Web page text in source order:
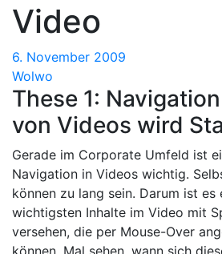
Video
6. November 2009
Wolwo
These 1:
von Videos wird
Gerade im Corporate Umfeld ist
Navigation in Videos wichtig.
können zu lang sein. Darum ist es
wichtigsten Inhalte im Video mit
versehen, die per Mouse-Over
können. Mal sehen, wann sich